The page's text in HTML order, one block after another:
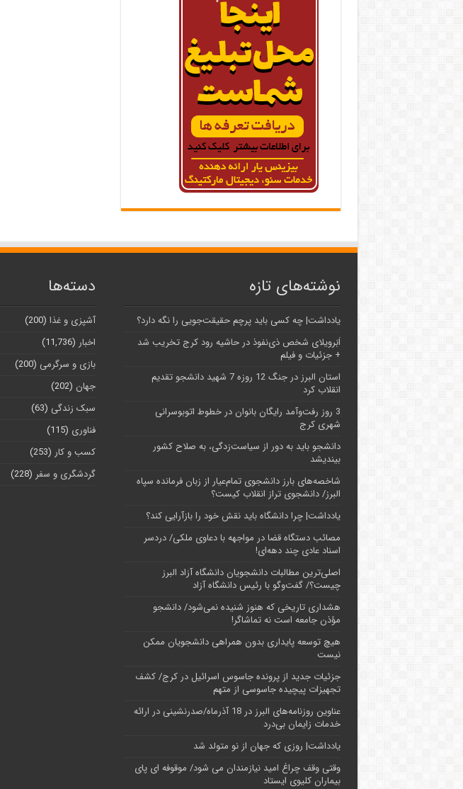
نوشته‌های تازه
یادداشت| ‌چه کسی باید پرچم حقیقت‌جویی را نگه دارد؟
اَبَر‌ویلای شخص ذی‌نفوذ در حاشیه‌ رود کرج تخریب شد
+ جزئیات و فیلم
استان البرز در جنگ 12 روزه 7 شهید دانشجو تقدیم
انقلاب کرد
3 روز رفت‌وآمد رایگان بانوان در خطوط اتوبوسرانی
شهری کرج
دانشجو باید به دور از سیاست‌زدگی، به صلاح کشور
بیندیشد
شاخصه‌های بارز دانشجوی تمام‌عیار از زبان فرمانده سپاه
البرز/ دانشجوی تراز انقلاب کیست؟
یادداشت| چرا دانشگاه باید نقش خود را بازآرایی کند؟
مصائب دستگاه قضا در مواجهه با دعاوی ملکی/ دردسر
اسناد عادی چند‌ دهه‌ای!
اصلی‌ترین مطالبات دانشجویان دانشگاه آزاد البرز
چیست؟/ گفت‌وگو با رئیس دانشگاه آز‌اد
هشداری تاریخی که هنوز شنیده نمی‌شود/ دانشجو
مؤذن جامعه است نه تماشاگر!
هیچ توسعه پایداری بدون همراهی دانشجویان ممکن
نیست
جزئیات جدید از پرونده جاسوس اسرائیل در کرج/‌ کشف
تجهیزات پیچیده جاسوسی از متهم
عناوین روزنامه‌های البرز در ‌18 آذرماه/صدرنشینی در ارائه
خدمات زایمان بی‌درد
یادداشت| روزی که جهان از نو متولد شد
وقتی وقف چراغ امید نیازمندان می شود/ موقوفه ای پای
بیماران کلیوی ایستاد
دسته‌ها
آشپزی و غذا (200)
اخبار (11,736)
بازی و سرگرمی (200)
جهان (202)
سبک زندگی (63)
فناوری (115)
کسب و کار (253)
گردشگری و سفر (228)